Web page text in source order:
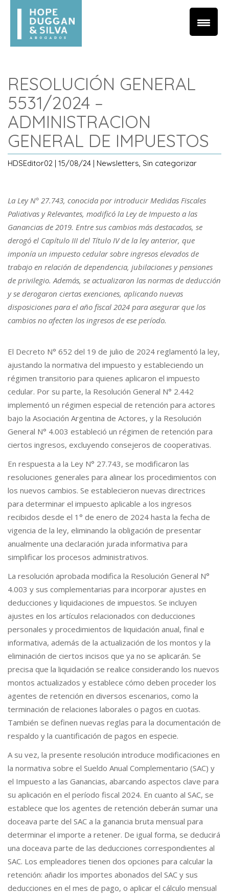
RESOLUCIÓN GENERAL
5531/2024 –
ADMINISTRACION
GENERAL DE IMPUESTOS
HDSEditor02 | 15/08/24 | Newsletters, Sin categorizar
La Ley N° 27.743, conocida por introducir Medidas Fiscales
Paliativas y Relevantes, modificó la Ley de Impuesto a las
Ganancias de 2019. Entre sus cambios más destacados, se
derogó el Capítulo III del Título IV de la ley anterior, que
imponía un impuesto cedular sobre ingresos elevados de
trabajo en relación de dependencia, jubilaciones y pensiones
de privilegio. Además, se actualizaron las normas de deducción
y se derogaron ciertas exenciones, aplicando nuevas
disposiciones para el año fiscal 2024 para asegurar que los
cambios no afecten los ingresos de ese período.
El Decreto N° 652 del 19 de julio de 2024 reglamentó la ley,
ajustando la normativa del impuesto y estableciendo un
régimen transitorio para quienes aplicaron el impuesto
cedular. Por su parte, la Resolución General N° 2.442
implementó un régimen especial de retención para actores
bajo la Asociación Argentina de Actores, y la Resolución
General N° 4.003 estableció un régimen de retención para
ciertos ingresos, excluyendo consejeros de cooperativas.
En respuesta a la Ley N° 27.743, se modificaron las
resoluciones generales para alinear los procedimientos con
los nuevos cambios. Se establecieron nuevas directrices
para determinar el impuesto aplicable a los ingresos
recibidos desde el 1° de enero de 2024 hasta la fecha de
vigencia de la ley, eliminando la obligación de presentar
anualmente una declaración jurada informativa para
simplificar los procesos administrativos.
La resolución aprobada modifica la Resolución General N°
4.003 y sus complementarias para incorporar ajustes en
deducciones y liquidaciones de impuestos. Se incluyen
ajustes en los artículos relacionados con deducciones
personales y procedimientos de liquidación anual, final e
informativa, además de la actualización de los montos y la
eliminación de ciertos incisos que ya no se aplicarán. Se
precisa que la liquidación se realice considerando los nuevos
montos actualizados y establece cómo deben proceder los
agentes de retención en diversos escenarios, como la
terminación de relaciones laborales o pagos en cuotas.
También se definen nuevas reglas para la documentación de
respaldo y la cuantificación de pagos en especie.
A su vez, la presente resolución introduce modificaciones en
la normativa sobre el Sueldo Anual Complementario (SAC) y
el Impuesto a las Ganancias, abarcando aspectos clave para
su aplicación en el período fiscal 2024. En cuanto al SAC, se
establece que los agentes de retención deberán sumar una
doceava parte del SAC a la ganancia bruta mensual para
determinar el importe a retener. De igual forma, se deducirá
una doceava parte de las deducciones correspondientes al
SAC. Los empleadores tienen dos opciones para calcular la
retención: añadir los importes abonados del SAC y sus
deducciones en el mes de pago, o aplicar el cálculo mensual